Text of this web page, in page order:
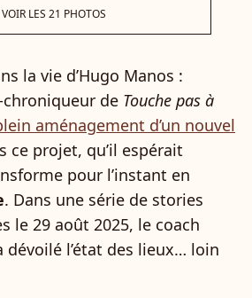
VOIR LES 21 PHOTOS
la vie d’Hugo Manos :
chroniqueur de Touche pas à
aménagement d’un nouvel
ce projet, qu’il espérait
pour l’instant en
. Dans une série de stories
le 29 août 2025, le coach
dévoilé l’état des lieux… loin